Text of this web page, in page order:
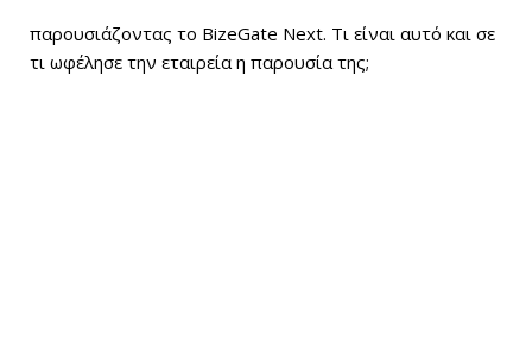
παρουσιάζοντας το BizeGate Next. Τι είναι αυτό και σε
τι ωφέλησε την εταιρεία η παρουσία της;